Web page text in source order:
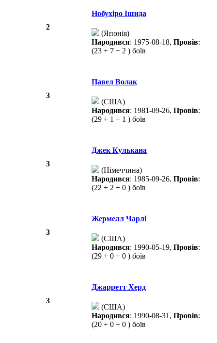
2
Нобухіро Ішида
(Японія)
Народився: 1975-08-18, Провів:
(23 + 7 + 2 ) боїв
3
Павел Волак
(США)
Народився: 1981-09-26, Провів:
(29 + 1 + 1 ) боїв
3
Джек Кулькана
(Німеччина)
Народився: 1985-09-26, Провів:
(22 + 2 + 0 ) боїв
3
Жермелл Чарлі
(США)
Народився: 1990-05-19, Провів:
(29 + 0 + 0 ) боїв
3
Джарретт Херд
(США)
Народився: 1990-08-31, Провів:
(20 + 0 + 0 ) боїв